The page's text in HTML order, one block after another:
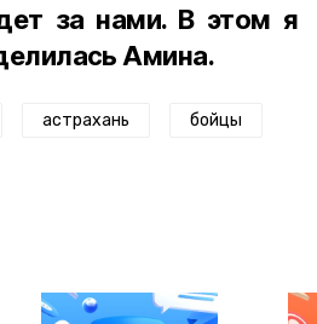
за нами. В этом я
Амина.
астрахань бойцы